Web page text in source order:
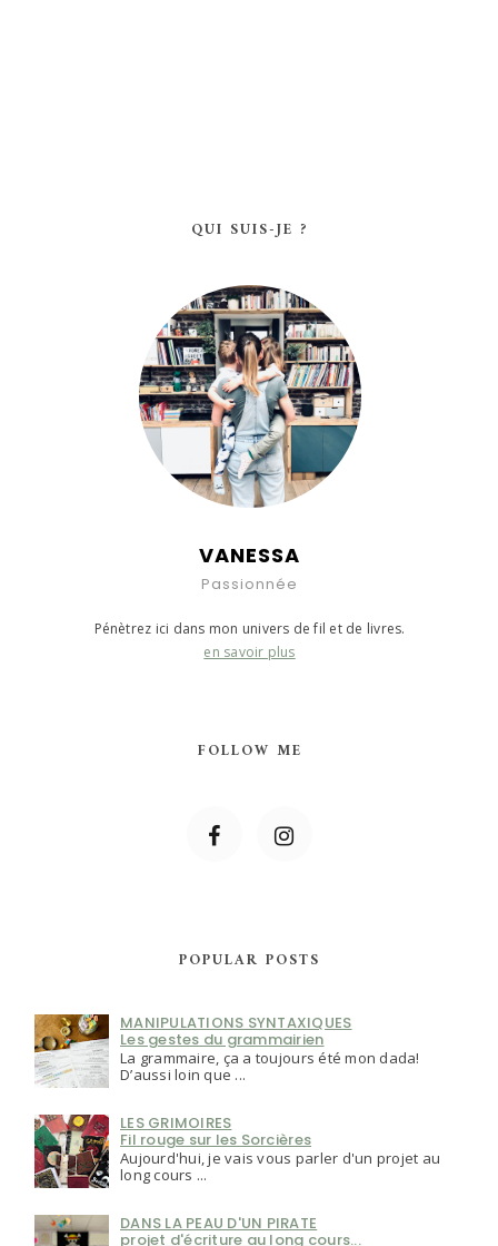
QUI SUIS-JE ?
VANESSA
Passionnée
Pénètrez ici dans mon univers de fil et de livres.
en savoir plus
FOLLOW ME
POPULAR POSTS
MANIPULATIONS SYNTAXIQUES
Les gestes du grammairien
La grammaire, ça a toujours été mon dada!
D’aussi loin que ...
LES GRIMOIRES
Fil rouge sur les Sorcières
Aujourd'hui, je vais vous parler d'un projet au
long cours ...
DANS LA PEAU D'UN PIRATE
projet d'écriture au long cours...